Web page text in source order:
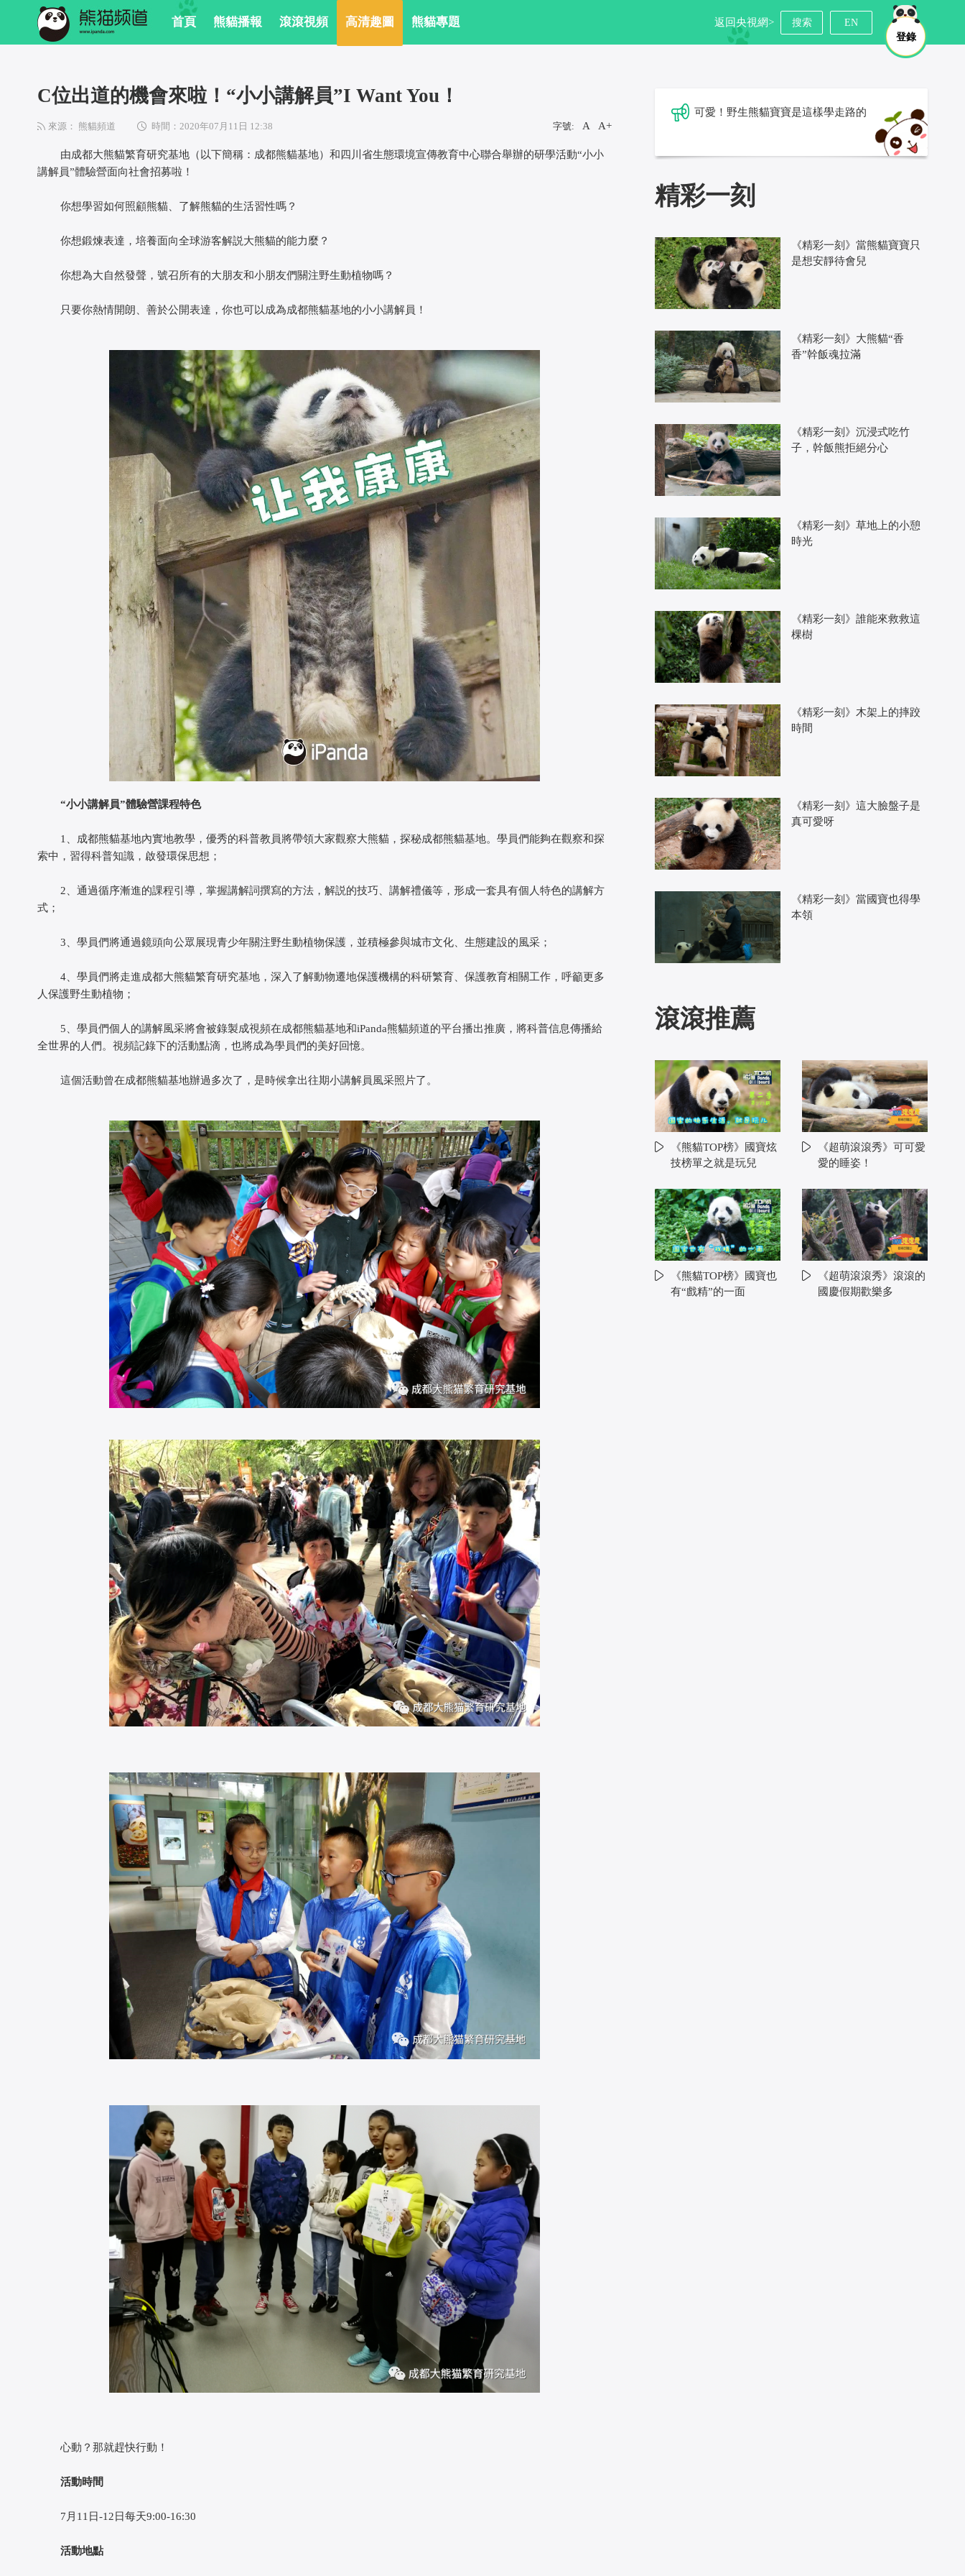
首頁 熊貓播報 滾滾視頻 高清趣圖 熊貓專題
登錄
返回央視網> 搜索 EN
C位出道的機會來啦！“小小講解員”I Want You！
來源： 熊貓頻道 時間：2020年07月11日 12:38 字號: A A+
由成都大熊貓繁育研究基地（以下簡稱：成都熊貓基地）和四川省生態環境宣傳教育中心聯合舉辦的研學活動“小小
講解員”體驗營面向社會招募啦！
你想學習如何照顧熊貓、了解熊貓的生活習性嗎？
你想鍛煉表達，培養面向全球游客解説大熊貓的能力麼？
你想為大自然發聲，號召所有的大朋友和小朋友們關注野生動植物嗎？
只要你熱情開朗、善於公開表達，你也可以成為成都熊貓基地的小小講解員！
“小小講解員”體驗營課程特色
1、成都熊貓基地內實地教學，優秀的科普教員將帶領大家觀察大熊貓，探秘成都熊貓基地。學員們能夠在觀察和探
索中，習得科普知識，啟發環保思想；
2、通過循序漸進的課程引導，掌握講解詞撰寫的方法，解説的技巧、講解禮儀等，形成一套具有個人特色的講解方
式；
3、學員們將通過鏡頭向公眾展現青少年關注野生動植物保護，並積極參與城市文化、生態建設的風采；
4、學員們將走進成都大熊貓繁育研究基地，深入了解動物遷地保護機構的科研繁育、保護教育相關工作，呼籲更多
人保護野生動植物；
5、學員們個人的講解風采將會被錄製成視頻在成都熊貓基地和iPanda熊貓頻道的平台播出推廣，將科普信息傳播給
全世界的人們。視頻記錄下的活動點滴，也將成為學員們的美好回憶。
這個活動曾在成都熊貓基地辦過多次了，是時候拿出往期小講解員風采照片了。
心動？那就趕快行動！
活動時間
7月11日-12日每天9:00-16:30
活動地點
可愛！野生熊貓寶寶是這樣學走路的
精彩一刻
《精彩一刻》當熊貓寶寶只
是想安靜待會兒
《精彩一刻》大熊貓“香
香”幹飯魂拉滿
《精彩一刻》沉浸式吃竹
子，幹飯熊拒絕分心
《精彩一刻》草地上的小憩
時光
《精彩一刻》誰能來救救這
棵樹
《精彩一刻》木架上的摔跤
時間
《精彩一刻》這大臉盤子是
真可愛呀
《精彩一刻》當國寶也得學
本領
滾滾推薦
《熊貓TOP榜》國寶炫
技榜單之就是玩兒
《超萌滾滾秀》可可愛
愛的睡姿！
《熊貓TOP榜》國寶也
有“戲精”的一面
《超萌滾滾秀》滾滾的
國慶假期歡樂多